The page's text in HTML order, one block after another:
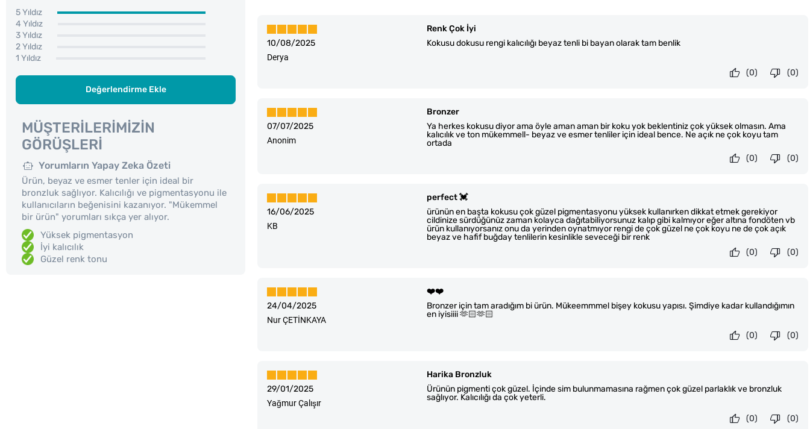
5 Yıldız
4 Yıldız
3 Yıldız
2 Yıldız
1 Yıldız
Değerlendirme Ekle
MÜŞTERILERIMIZIN
GÖRÜŞLERI
Yorumların Yapay Zeka Özeti
Ürün, beyaz ve esmer tenler için ideal bir
bronzluk sağlıyor. Kalıcılığı ve pigmentasyonu ile
kullanıcıların beğenisini kazanıyor. "Mükemmel
bir ürün" yorumları sıkça yer alıyor.
Yüksek pigmentasyon
İyi kalıcılık
Güzel renk tonu
10/08/2025
Renk Çok İyi
Kokusu dokusu rengi kalıcılığı beyaz tenli bi bayan olarak tam benlik
Derya
(0)
(0)
07/07/2025
Bronzer
Ya herkes kokusu diyor ama öyle aman aman bir koku yok beklentiniz çok yüksek olmasın. Ama
kalıcılık ve ton mükemmell- beyaz ve esmer tenliler için ideal bence. Ne açık ne çok koyu tam
ortada
Anonim
(0)
(0)
16/06/2025
perfect 💓
ürünün en başta kokusu çok güzel pigmentasyonu yüksek kullanırken dikkat etmek gerekiyor
cildinize sürdüğünüz zaman kolayca dağıtabiliyorsunuz kalıp gibi kalmıyor eğer altına fondöten vb
ürün kullanıyorsanız onu da yerinden oynatmıyor rengi de çok güzel ne çok koyu ne de çok açık
beyaz ve hafif buğday tenlilerin kesinlikle seveceği bir renk
KB
(0)
(0)
24/04/2025
❤️❤️
Bronzer için tam aradığım bi ürün. Mükeemmmel bişey kokusu yapısı. Şimdiye kadar kullandığımın
en iyisiiii 🫶🏻🫶🏻
Nur ÇETİNKAYA
(0)
(0)
29/01/2025
Harika Bronzluk
Ürünün pigmenti çok güzel. İçinde sim bulunmamasına rağmen çok güzel parlaklık ve bronzluk
sağlıyor. Kalıcılığı da çok yeterli.
Yağmur Çalışır
(0)
(0)